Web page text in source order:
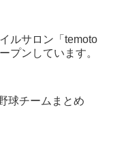
ルサロン「temoto
プンしています。
球チームまとめ